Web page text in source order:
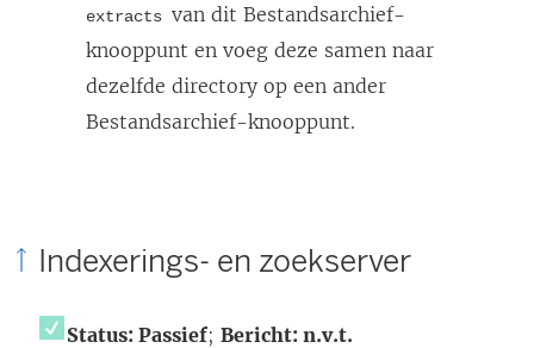
extracts van dit Bestandsarchief-
knooppunt en voeg deze samen naar
dezelfde directory op een ander
Bestandsarchief-knooppunt.
Indexerings- en zoekserver
Status: Passief; Bericht: n.v.t.